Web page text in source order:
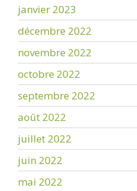
janvier 2023
décembre 2022
novembre 2022
octobre 2022
septembre 2022
août 2022
juillet 2022
juin 2022
mai 2022